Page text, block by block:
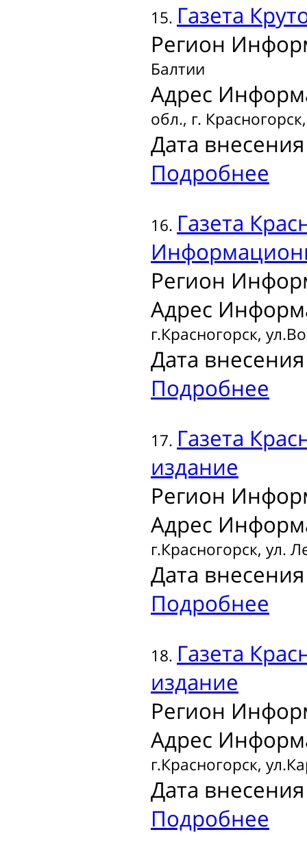
15. Газета
Регион
Балтии
Адрес
обл., г.
Дата
Подробнее
16. Газета
Регион
Адрес
г.Красногорск,
Дата
Подробнее
17. Газета
издание
Регион
Адрес
г.Красногорск, ул.
Дата
Подробнее
18. Газета
издание
Регион
Адрес
г.Красногорск,
Дата
Подробнее